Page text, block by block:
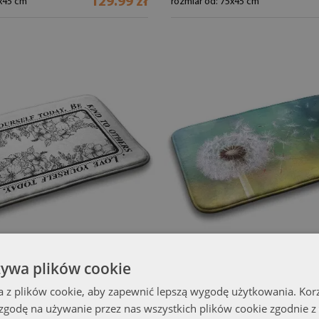
antypoślizgowy
antypoślizgowy Kwiaty(#dp-
38381645)
Dywanik do łazienki Roślina
38381576)
plików cookie
z plików cookie, aby zapewnić lepszą wygodę użytkowania.
na używanie przez nas wszystkich plików cookie zgodnie